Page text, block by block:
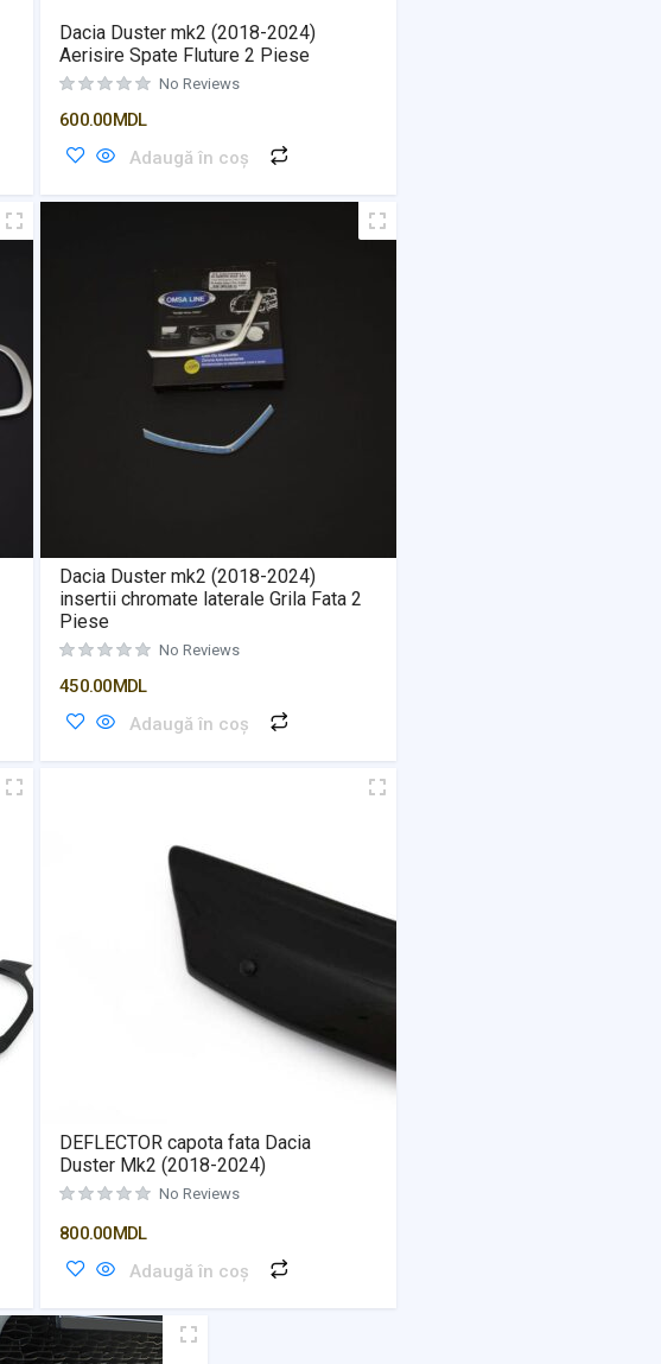
Dacia Duster mk2 (2018-2024)
Aerisire Spate Fluture 2 Piese
No Reviews
600.00MDL
Adaugă în coș
Dacia Duster mk2 (2018-2024)
insertii chromate laterale Grila Fata 2
Piese
No Reviews
450.00MDL
Adaugă în coș
DEFLECTOR capota fata Dacia
Duster Mk2 (2018-2024)
No Reviews
800.00MDL
Adaugă în coș